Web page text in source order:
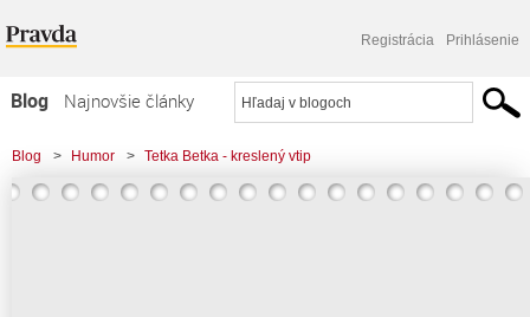
Registrácia Prihlásenie
Blog
Najnovšie články
Najčítanejšie články
Najkomentovanejšie články
Blog > Humor > Tetka Betka - kreslený vtip